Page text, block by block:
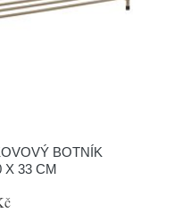
BOTNÍK
X 33 CM